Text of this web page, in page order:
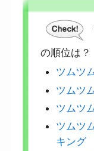
の順位は？
ツムツ
ツムツ
ツムツ
ツムツ
キング